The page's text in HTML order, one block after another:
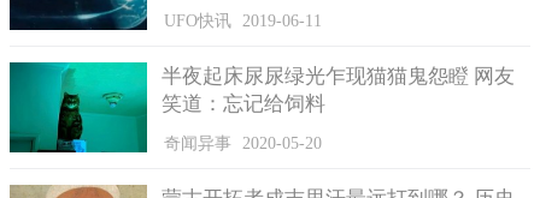
罚，但作为交换，格雷斯需要按时将学校教师布置的课下作业做
不料新冠疫情的出现导致格雷斯就读的大学教学模式改为线
上教学，打乱了格雷斯的学习计划，因此通常情况下，她的课下
作业难以完成。
UFO快讯 2019-06-11
半夜起床尿尿绿光乍现猫猫鬼怨瞪 网友
笑道：忘记给饲料
奇闻异事 2020-05-20